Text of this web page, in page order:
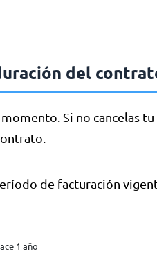
del
Si no cancelas tu
de facturación
1 año